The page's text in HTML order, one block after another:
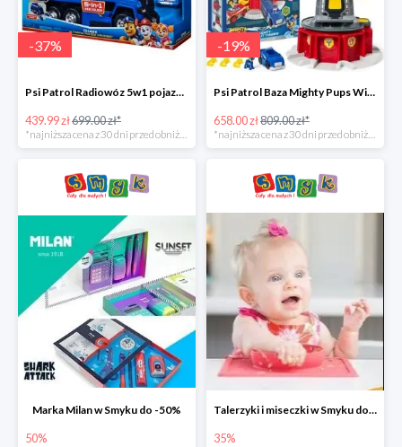
-37%
Psi Patrol Radiowóz 5w1 pojazd ratunkowy z figurką Chase'a -37%
439.99 zł699.00 zł*
-19%
Psi Patrol Baza Mighty Pups Wieża obserwacyjna+pojazd z figurką -19%
658.00 zł809.00 zł*
Marka Milan w Smyku do -50%
50%
Talerzyki i miseczki w Smyku do -35%
35%